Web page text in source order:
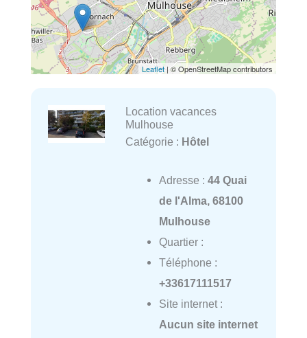
Leaflet| © OpenStreetMap contributors
Location vacances
Mulhouse
Catégorie : Hôtel
Adresse : 44 Quai
de l'Alma, 68100
Mulhouse
Quartier :
Téléphone :
+33617111517
Site internet :
Aucun site internet